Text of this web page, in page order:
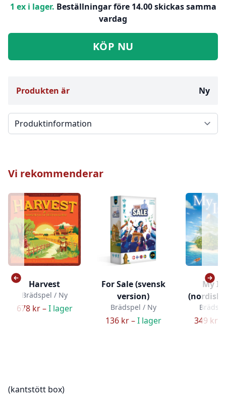
1 ex i lager. Beställningar före 14.00 skickas samma
vardag
KÖP NU
Produkten är Ny
Välj en flik
Vi rekommenderar
Harvest
Brädspel / Ny
678 kr –I lager
For Sale (svensk
version)
Brädspel / Ny
136 kr –I lager
My
(nordisk
349 kr –
(kantstött box)